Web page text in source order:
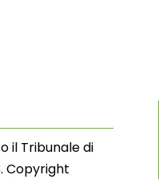
il Tribunale di
Copyright